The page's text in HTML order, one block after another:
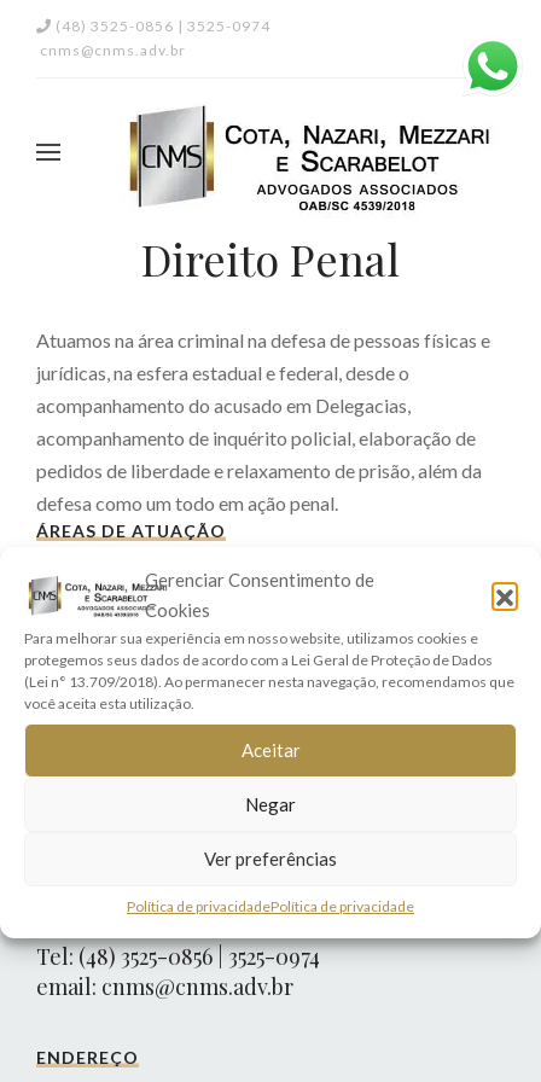
Gerenciar Consentimento de
Cookies
Para melhorar sua experiência em nosso website, utilizamos cookies e
protegemos seus dados de acordo com a Lei Geral de Proteção de Dados
(Lei n° 13.709/2018). Ao permanecer nesta navegação, recomendamos que
você aceita esta utilização.
Aceitar
Negar
Ver preferências
Política de privacidadePolítica de privacidade
(48) 3525-0856 | 3525-0974
cnms@cnms.adv.br
Direito Penal
Atuamos na área criminal na defesa de pessoas físicas e
jurídicas, na esfera estadual e federal, desde o
acompanhamento do acusado em Delegacias,
acompanhamento de inquérito policial, elaboração de
pedidos de liberdade e relaxamento de prisão, além da
defesa como um todo em ação penal.
ÁREAS DE ATUAÇÃO
Direito Empresarial
Direito Previdenciário
Direito Cooperativo
Direitos Real e Imobiliário
Contratos
CONTATO
Tel: (48) 3525-0856 | 3525-0974
email: cnms@cnms.adv.br
ENDEREÇO